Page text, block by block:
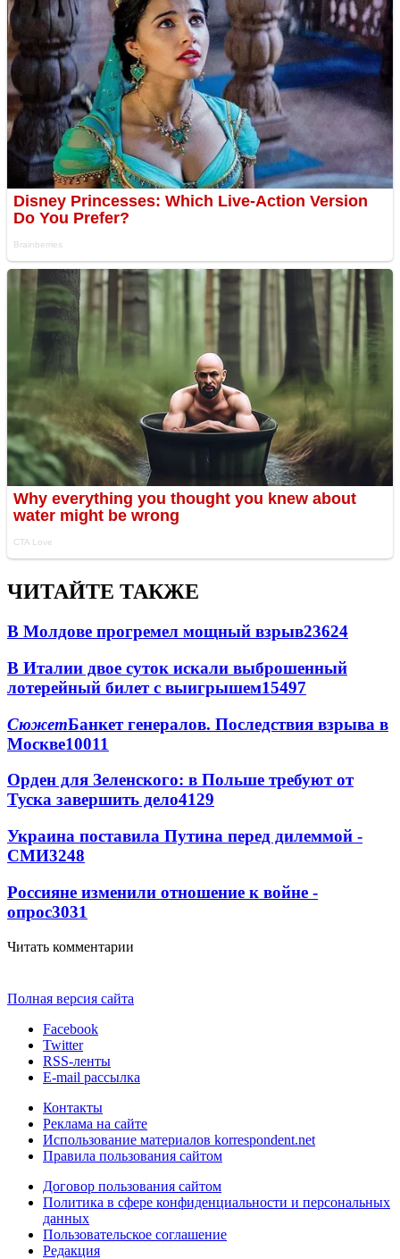
ЧИТАЙТЕ ТАКЖЕ
В Молдове прогремел мощный взрыв23624
В Италии двое суток искали выброшенный
лотерейный билет с выигрышем15497
СюжетБанкет генералов. Последствия взрыва в
Москве10011
Орден для Зеленского: в Польше требуют от
Туска завершить дело4129
Украина поставила Путина перед дилеммой -
СМИ3248
Россияне изменили отношение к войне -
опрос3031
Читать комментарии
Полная версия сайта
Facebook
Twitter
RSS-ленты
E-mail рассылка
Контакты
Реклама на сайте
Использование материалов korrespondent.net
Правила пользования сайтом
Договор пользования сайтом
Политика в сфере конфиденциальности и персональных
данных
Пользовательское соглашение
Редакция